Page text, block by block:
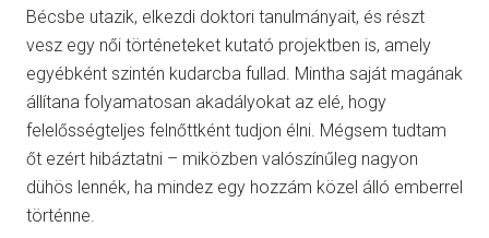
Bécsbe utazik, elkezdi doktori tanulmányait, és részt
vesz egy női történeteket kutató projektben is, amely
egyébként szintén kudarcba fullad. Mintha saját magának
állítana folyamatosan akadályokat az elé, hogy
felelősségteljes felnőttként tudjon élni. Mégsem tudtam
őt ezért hibáztatni – miközben valószínűleg nagyon
dühös lennék, ha mindez egy hozzám közel álló emberrel
történne.